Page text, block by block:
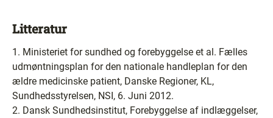
Litteratur
1. Ministeriet for sundhed og forebyggelse et al. Fælles
udmøntningsplan for den nationale handleplan for den
ældre medicinske patient, Danske Regioner, KL,
Sundhedsstyrelsen, NSI, 6. Juni 2012.
2. Dansk Sundhedsinstitut, Forebyggelse af indlæggelser,